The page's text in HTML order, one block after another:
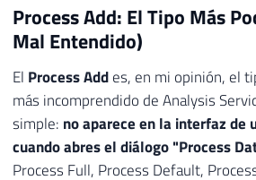
Process Add: El Tipo Más
Mal Entendido)
El Process Addes, en mi opinión, el
más incomprendido de Analysis
simple: no aparece en la interfaz de
cuando abres el diálogo "Process
Process Full, Process Default,